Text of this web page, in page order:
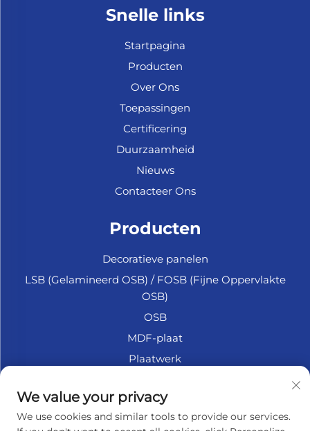
Snelle links
Startpagina
Producten
Over Ons
Toepassingen
Certificering
Duurzaamheid
Nieuws
Contacteer Ons
Producten
Decoratieve panelen
LSB (Gelamineerd OSB) / FOSB (Fijne Oppervlakte
OSB)
OSB
MDF-plaat
Plaatwerk
Fiberplaat
Accessoires
We value your privacy
We use cookies and similar tools to provide our services.